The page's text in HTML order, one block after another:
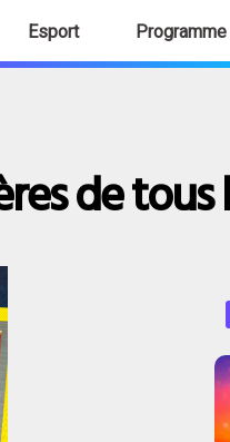
Esport Programme
de